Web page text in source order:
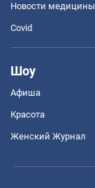
Новости медицины
Covid
Шоу
Афиша
Красота
Женский Журнал